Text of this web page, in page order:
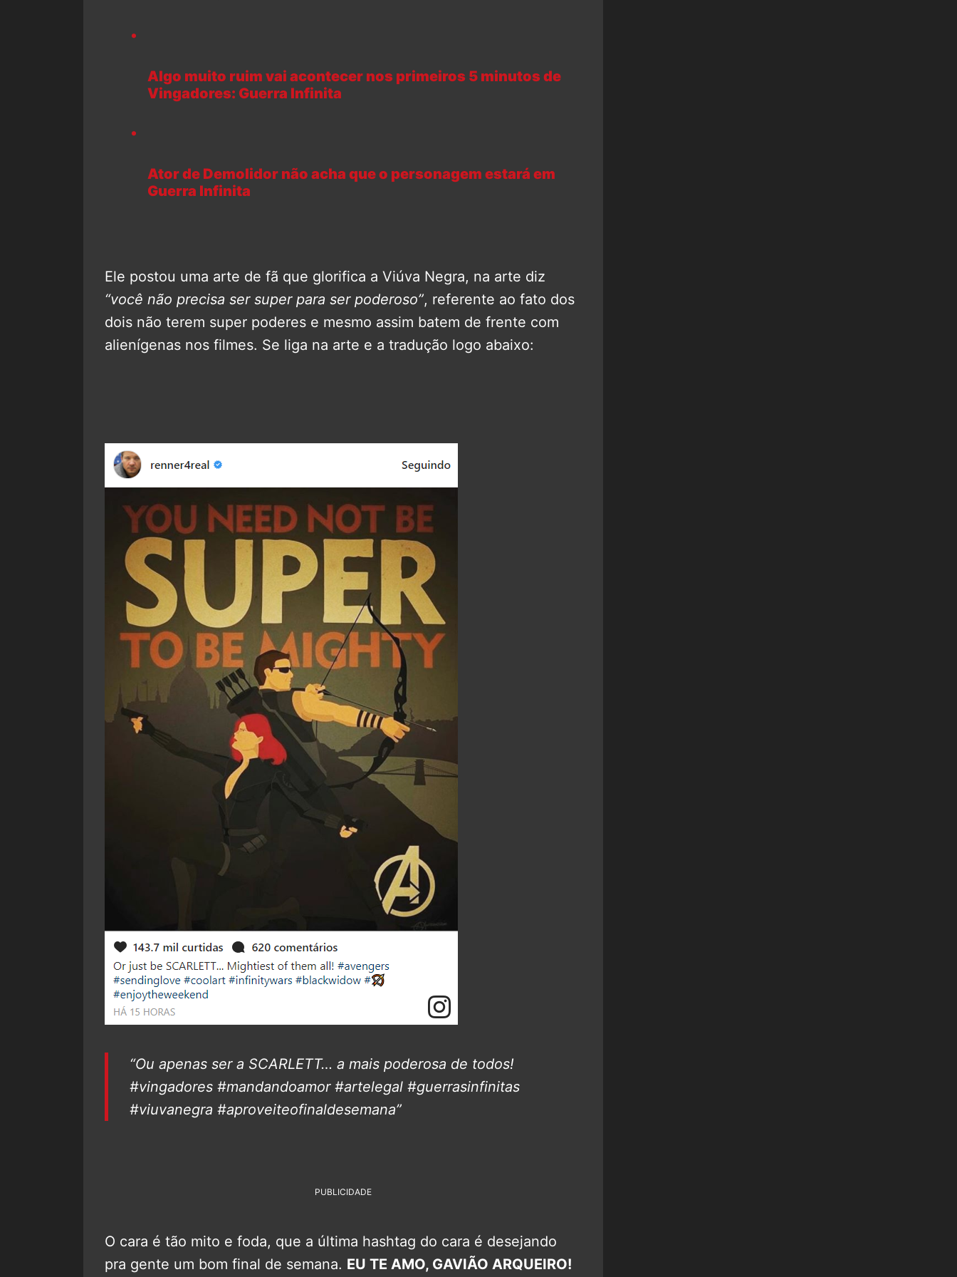
Algo muito ruim vai acontecer nos primeiros 5 minutos de
Vingadores: Guerra Infinita
Ator de Demolidor não acha que o personagem estará em
Guerra Infinita
Ele postou uma arte de fã que glorifica a Viúva Negra, na arte diz
“você não precisa ser super para ser poderoso”, referente ao fato dos
dois não terem super poderes e mesmo assim batem de frente com
alienígenas nos filmes. Se liga na arte e a tradução logo abaixo:
“Ou apenas ser a SCARLETT… a mais poderosa de todos!
#vingadores #mandandoamor #artelegal #guerrasinfinitas
#viuvanegra #aproveiteofinaldesemana”
PUBLICIDADE
O cara é tão mito e foda, que a última hashtag do cara é desejando
pra gente um bom final de semana. EU TE AMO, GAVIÃO ARQUEIRO!